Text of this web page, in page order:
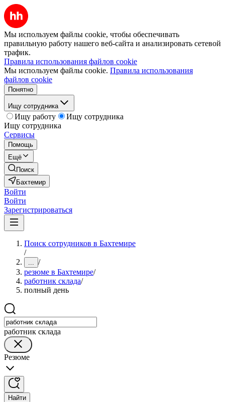
Мы используем файлы cookie, чтобы обеспечивать
правильную работу нашего веб-сайта и анализировать сетевой
трафик.
Правила использования файлов cookie
Мы используем файлы cookie. Правила использования
файлов cookie
Понятно
Ищу сотрудника
Ищу работу
Ищу сотрудника
Ищу сотрудника
Сервисы
Помощь
Ещё
Поиск
Бахтемир
Войти
Войти
Зарегистрироваться
Поиск сотрудников в Бахтемире
/
... /
резюме в Бахтемире/
работник склада/
полный день
работник склада
Резюме
Найти